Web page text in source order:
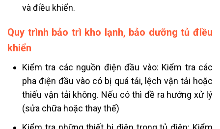
và điều khiển.
Quy trình bảo trì kho lạnh, bảo dưỡng tủ điều
khiển
Kiểm tra các nguồn điện đầu vào: Kiểm tra các
pha điện đầu vào có bị quá tải, lệch vận tải hoặc
thiếu vận tải không. Nếu có thì đề ra hướng xử lý
(sửa chữa hoặc thay thế)